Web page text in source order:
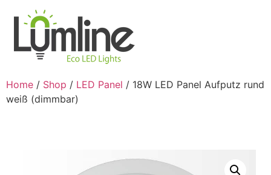
Home / Shop / LED Panel / 18W LED Panel Aufputz rund
weiß (dimmbar)